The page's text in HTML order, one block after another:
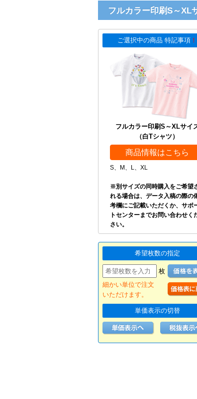
フルカラー印刷S～XL
ご選択中の商品 特記事項 ！
フルカラー印刷S～XLサイ
（白Tシャツ）
商品情報はこちら
S、M、L、XL
※別サイズの同時購入をご希望
れる場合は、データ入稿の際の
考欄にご記載いただくか、サポ
トセンターまでお問い合わせく
さい。
希望枚数の指定
枚
細かい単位で注文
いただけます。
単価表示の切替